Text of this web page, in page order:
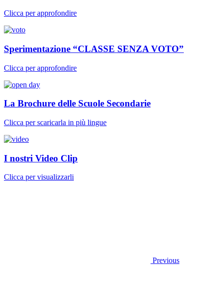
Clicca per approfondire
Sperimentazione “CLASSE SENZA VOTO”
Clicca per approfondire
La Brochure delle Scuole Secondarie
Clicca per scaricarla in più lingue
I nostri Video Clip
Clicca per visualizzarli
Previous